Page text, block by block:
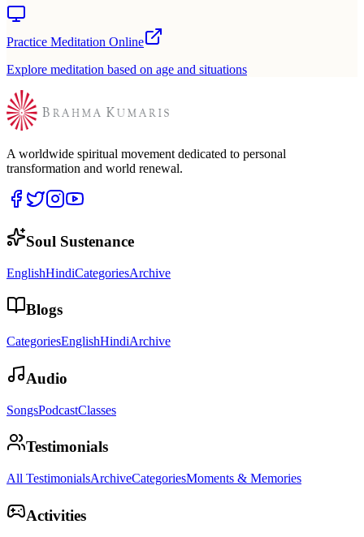
Practice Meditation Online
Explore meditation based on age and situations
A worldwide spiritual movement dedicated to personal
transformation and world renewal.
Soul Sustenance
EnglishHindiCategoriesArchive
Blogs
CategoriesEnglishHindiArchive
Audio
SongsPodcastClasses
Testimonials
All TestimonialsArchiveCategoriesMoments & Memories
Activities